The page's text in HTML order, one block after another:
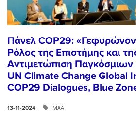
Πάνελ COP29:
Ρόλος της Επιστήμης και
Αντιμετώπιση
UN Climate Change Global
COP29 Dialogues, Blue
13-11-2024 ΜΑΑ